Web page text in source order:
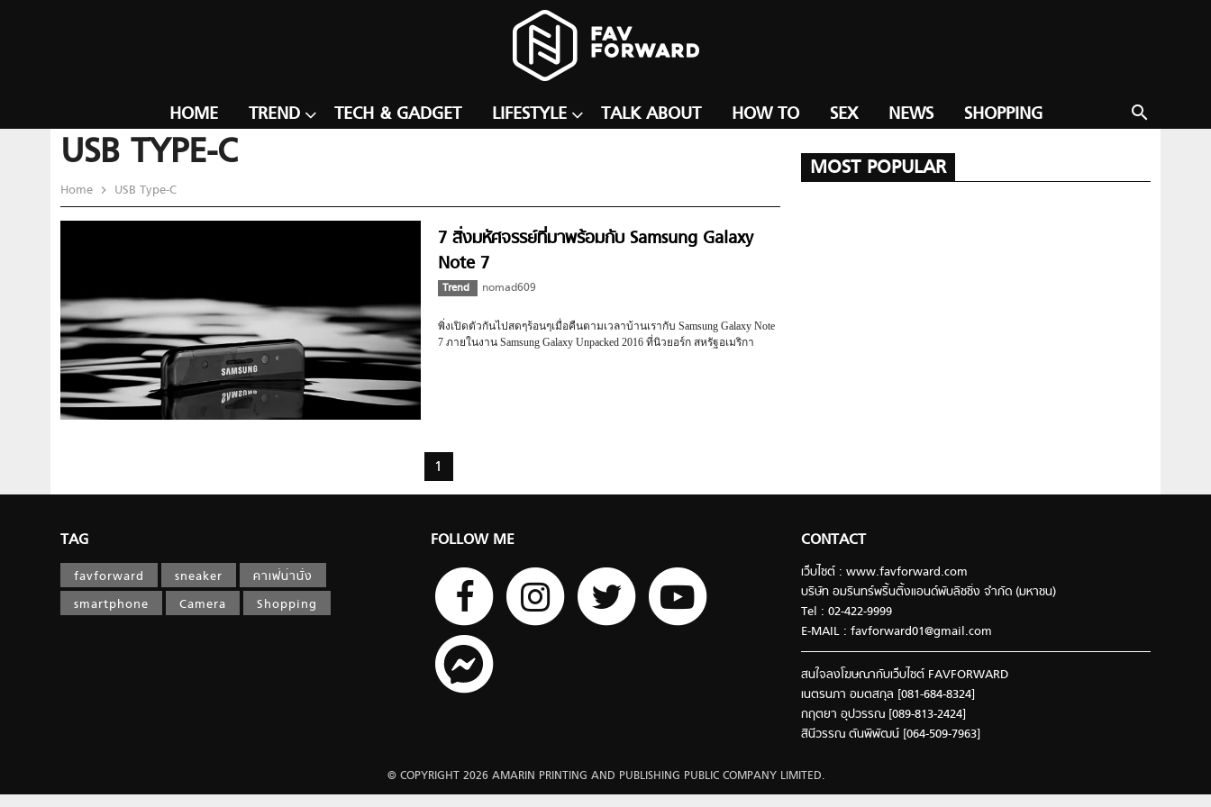
search
HOME TREND TECH & GADGET LIFESTYLE TALK ABOUT HOW TO SEX NEWS SHOPPING
USB TYPE-C
Home USB Type-C
7 สิ่งมหัศจรรย์ที่มาพร้อมกับ Samsung Galaxy
Note 7
Trend nomad609
พิ่งเปิดตัวกันไปสดๆร้อนๆเมื่อคืนตามเวลาบ้านเรากับ Samsung Galaxy Note
7 ภายในงาน Samsung Galaxy Unpacked 2016 ที่นิวยอร์ก สหรัฐอเมริกา
1
MOST POPULAR
TAG
favforward sneaker
คาเฟ่น่านั่ง
smartphone
Camera Shopping
FOLLOW ME CONTACT
เว็บไซต์ : www.favforward.com
บริษัท อมรินทร์พริ้นติ้งแอนด์พับลิชชิ่ง จำกัด (มหาชน)
Tel : 02-422-9999
E-MAIL : favforward01@gmail.com
สนใจลงโฆษณากับเว็บไซต์ FAVFORWARD
เนตรนภา อมตสกุล [081-684-8324]
กฤตยา อุปวรรณ [089-813-2424]
สินีวรรณ ตันพิพัฒน์ [064-509-7963]
© COPYRIGHT 2026 AMARIN PRINTING AND PUBLISHING PUBLIC COMPANY LIMITED.